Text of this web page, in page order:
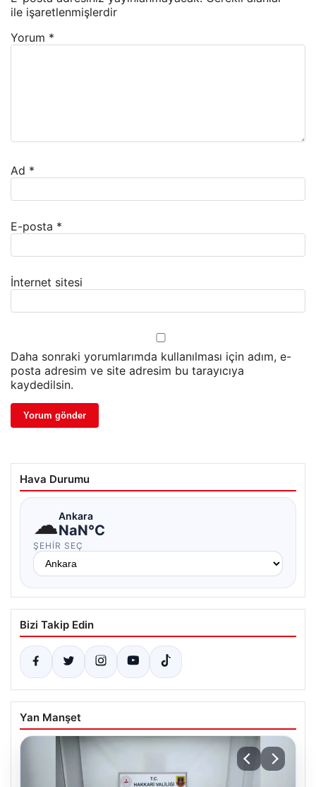
ile işaretlenmişlerdir
Yorum *
Ad *
E-posta *
İnternet sitesi
Daha sonraki yorumlarımda kullanılması için adım, e-
posta adresim ve site adresim bu tarayıcıya
kaydedilsin.
Hava Durumu
☁Ankara
NaN°C
ŞEHIR SEÇ
Bizi Takip Edin
Yan Manşet